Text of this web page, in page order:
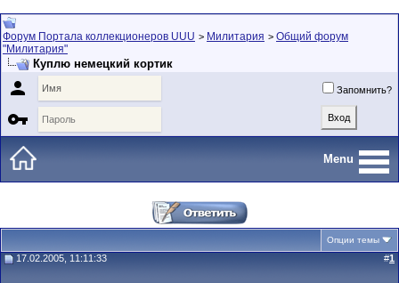
Форум Портала коллекционеров UUU > Милитария > Общий форум
"Милитария"
Куплю немецкий кортик
 Запомнить?

Menu
Опции темы
17.02.2005, 11:11:33 #1